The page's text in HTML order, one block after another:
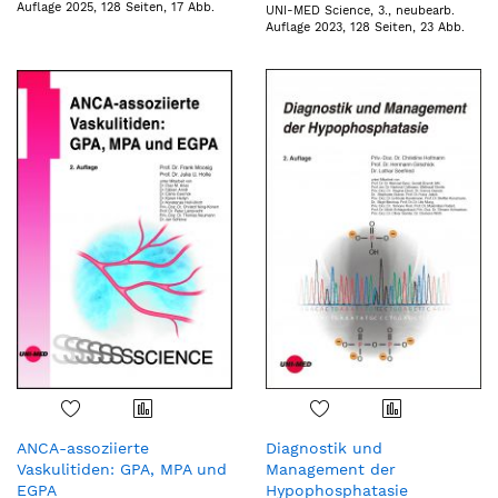
Auflage 2025, 128 Seiten, 17 Abb.
UNI-MED Science, 3., neubearb.
Auflage 2023, 128 Seiten, 23 Abb.
ANCA-assoziierte
Vaskulitiden: GPA, MPA und
EGPA
Diagnostik und
Management der
Hypophosphatasie